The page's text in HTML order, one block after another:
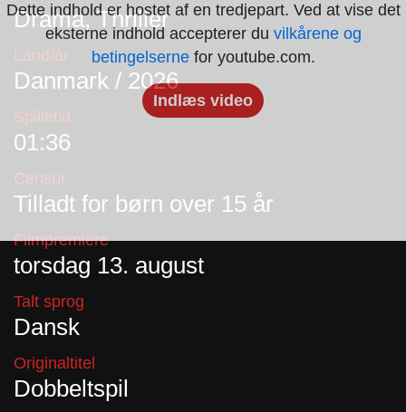
Dette indhold er hostet af en tredjepart. Ved at vise det
eksterne indhold accepterer du vilkårene og
betingelsernefor youtube.com.
Indlæs video
Drama, Thriller
Land/år
Danmark / 2026
Spilletid
01:36
Censur
Tilladt for børn over 15 år
Filmpremiere
torsdag 13. august
Talt sprog
Dansk
Originaltitel
Dobbeltspil